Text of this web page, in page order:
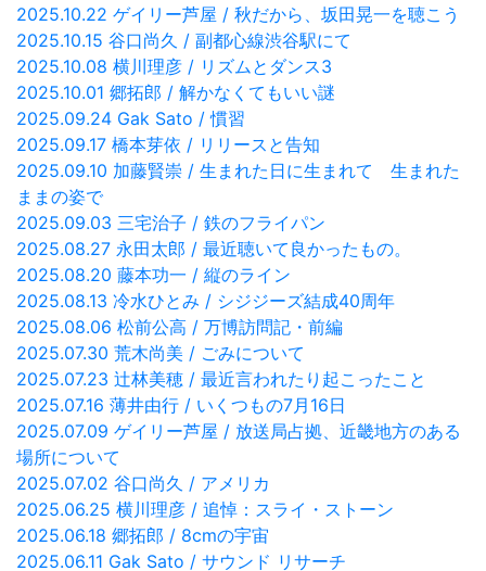
2025.10.22 ゲイリー芦屋 / 秋だから、坂田晃一を聴こう
2025.10.15 谷口尚久 / 副都心線渋谷駅にて
2025.10.08 横川理彦 / リズムとダンス3
2025.10.01 郷拓郎 / 解かなくてもいい謎
2025.09.24 Gak Sato / 慣習
2025.09.17 橋本芽依 / リリースと告知
2025.09.10 加藤賢崇 / 生まれた日に生まれて 生まれた
ままの姿で
2025.09.03 三宅治子 / 鉄のフライパン
2025.08.27 永田太郎 / 最近聴いて良かったもの。
2025.08.20 藤本功一 / 縦のライン
2025.08.13 冷水ひとみ / シジジーズ結成40周年
2025.08.06 松前公高 / 万博訪問記・前編
2025.07.30 荒木尚美 / ごみについて
2025.07.23 辻林美穂 / 最近言われたり起こったこと
2025.07.16 薄井由行 / いくつもの7月16日
2025.07.09 ゲイリー芦屋 / 放送局占拠、近畿地方のある
場所について
2025.07.02 谷口尚久 / アメリカ
2025.06.25 横川理彦 / 追悼：スライ・ストーン
2025.06.18 郷拓郎 / 8cmの宇宙
2025.06.11 Gak Sato / サウンド リサーチ